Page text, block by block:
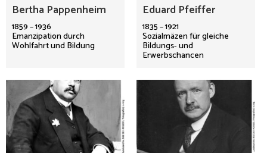
Bertha Pappenheim
1859 – 1936
Emanzipation durch
Wohlfahrt und Bildung
Eduard Pfeiffer
1835 – 1921
Sozialmäzen für gleiche
Bildungs- und
Erwerbschancen